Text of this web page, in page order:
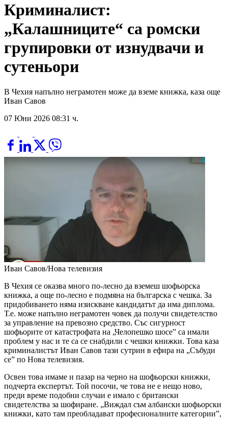
Криминалист:
„Калашниците“ са ромски
групировки от изнудвачи и
сутеньори
В Чехия напълно неграмотен може да вземе книжка, каза още
Иван Савов
07 Юни 2026 08:31 ч.
Иван Савов/Нова телевизия
В Чехия се оказва много по-лесно да вземеш шофьорска
книжка, а още по-лесно е подмяна на българска с чешка. За
придобиването няма изискване кандидатът да има диплома.
Т.е. може напълно неграмотен човек да получи свидетелство
за управление на превозно средство. Със сигурност
шофьорите от катастрофата на „Челопешко шосе” са имали
проблем у нас и те са се снабдили с чешки книжки. Това каза
криминалистът Иван Савов тази сутрин в ефира на „Събуди
се” по Нова телевизия.
Освен това имаме и пазар на черно на шофьорски книжки,
подчерта експертът. Той посочи, че това не е нещо ново,
преди време подобни случаи е имало с британски
свидетелства за шофиране. „Виждал съм албански шофьорски
книжки, като там преобладават професионалните категории”,